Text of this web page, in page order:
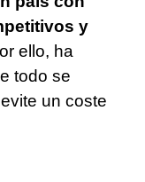
y
ello, ha
todo se
un coste